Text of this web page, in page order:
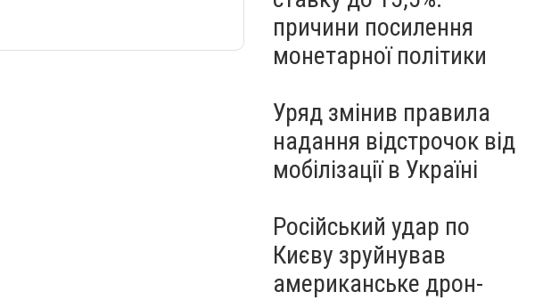
причини посилення
монетарної політики
Уряд змінив правила
надання відстрочок від
мобілізації в Україні
Російський удар по
Києву зруйнував
американське дрон-